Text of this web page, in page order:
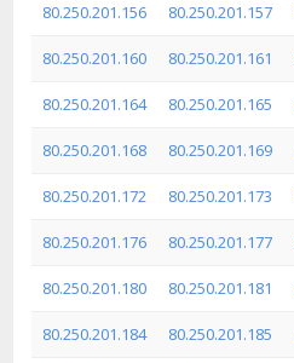
80.250.201.156 80.250.201.157
80.250.201.160 80.250.201.161
80.250.201.164 80.250.201.165
80.250.201.168 80.250.201.169
80.250.201.172 80.250.201.173
80.250.201.176 80.250.201.177
80.250.201.180 80.250.201.181
80.250.201.184 80.250.201.185